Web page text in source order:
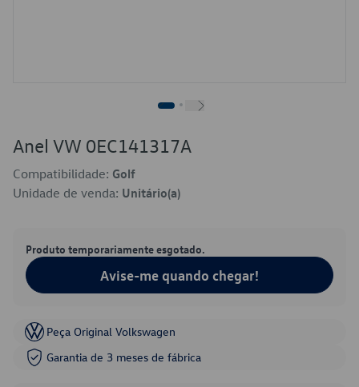
Anel VW 0EC141317A
Compatibilidade: Golf
Unidade de venda: Unitário(a)
Produto temporariamente esgotado.
Avise-me quando chegar!
Peça Original Volkswagen
Garantia de 3 meses de fábrica